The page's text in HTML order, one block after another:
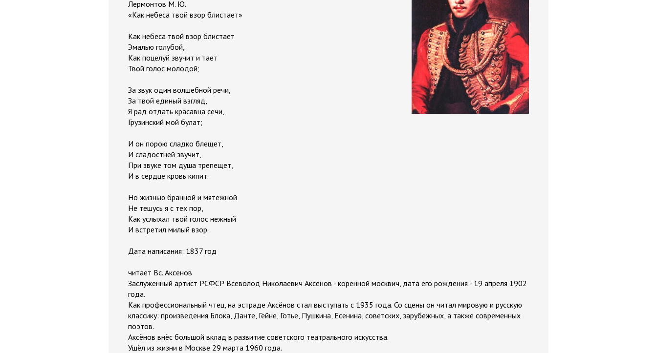
Лермонтов М. Ю.
«Как небеса твой взор блистает»
Как небеса твой взор блистает
Эмалью голубой,
Как поцелуй звучит и тает
Твой голос молодой;
За звук один волшебной речи,
За твой единый взгляд,
Я рад отдать красавца сечи,
Грузинский мой булат;
И он порою сладко блещет,
И сладостней звучит,
При звуке том душа трепещет,
И в сердце кровь кипит.
Но жизнью бранной и мятежной
Не тешусь я с тех пор,
Как услыхал твой голос нежный
И встретил милый взор.
Дата написания: 1837 год
читает Вс. Аксенов
Заслуженный артист РСФСР Всеволод Николаевич Аксёнов - коренной москвич, дата его рождения - 19 апреля 1902
года.
Как профессиональный чтец, на эстраде Аксёнов стал выступать с 1935 года. Со сцены он читал мировую и русскую
классику: произведения Блока, Данте, Гейне, Готье, Пушкина, Есенина, советских, зарубежных, а также современных
поэтов.
Аксёнов внёс большой вклад в развитие советского театрального искусства.
Ушёл из жизни в Москве 29 марта 1960 года.